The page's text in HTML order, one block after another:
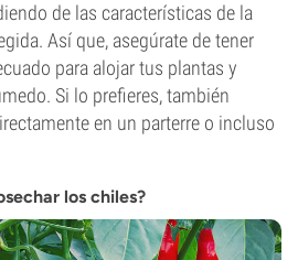
de las características de la
Así que, asegúrate de tener
para alojar tus plantas y
Si lo prefieres, también
en un parterre o incluso
los chiles?